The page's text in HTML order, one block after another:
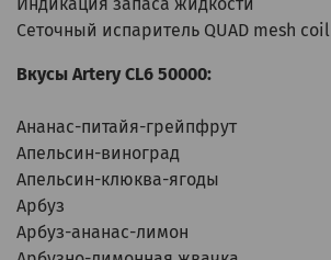
Сеточный испаритель QUAD mesh coil
Вкусы Artery CL6 50000:
Ананас-питайя-грейпфрут
Апельсин-виноград
Апельсин-клюква-ягоды
Арбуз
Арбуз-ананас-лимон